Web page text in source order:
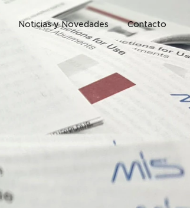
Noticias y Novedades Contacto